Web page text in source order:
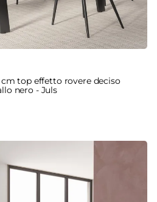
cm top effetto rovere deciso
nero - Juls